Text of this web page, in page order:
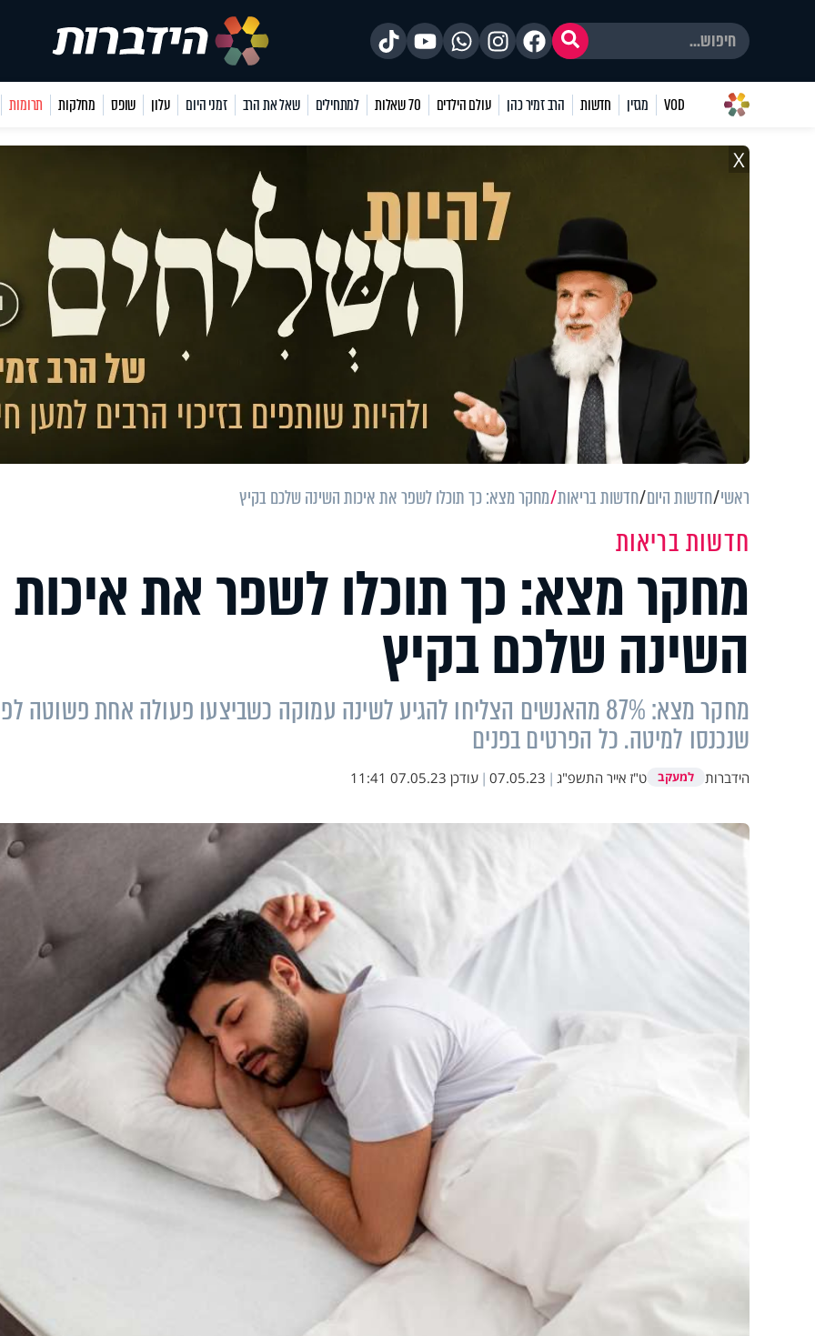
VOD מגזין חדשות הרב זמיר כהן עולם הילדים 70 שאלות למתחילים שאל את הרב זמני היום עלון שופס מחלקות תרומות
X
ראשי חדשות היום חדשות בריאות מחקר מצא: כך תוכלו לשפר את איכות השינה שלכם בקיץ
חדשות בריאות
מחקר מצא: כך תוכלו לשפר את איכות
השינה שלכם בקיץ
מחקר מצא: 87% מהאנשים הצליחו להגיע לשינה עמוקה כשביצעו פעולה אחת פשוטה
שנכנסו למיטה. כל הפרטים בפנים
הידברות למעקב ט"ז אייר התשפ"ג |
07.05.23
| עודכן 07.05.23 11:41